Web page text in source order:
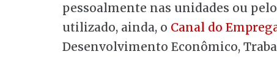
pessoalmente nas unidades ou
utilizado, ainda, o Canal do
Desenvolvimento Econômico,